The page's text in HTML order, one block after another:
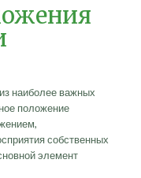
наиболее важных
положение
собственных
элемент